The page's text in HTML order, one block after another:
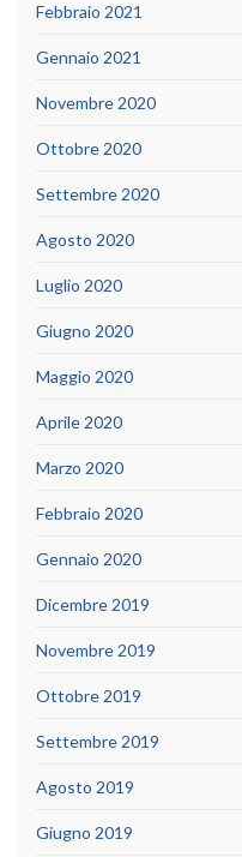
Febbraio 2021
Gennaio 2021
Novembre 2020
Ottobre 2020
Settembre 2020
Agosto 2020
Luglio 2020
Giugno 2020
Maggio 2020
Aprile 2020
Marzo 2020
Febbraio 2020
Gennaio 2020
Dicembre 2019
Novembre 2019
Ottobre 2019
Settembre 2019
Agosto 2019
Giugno 2019